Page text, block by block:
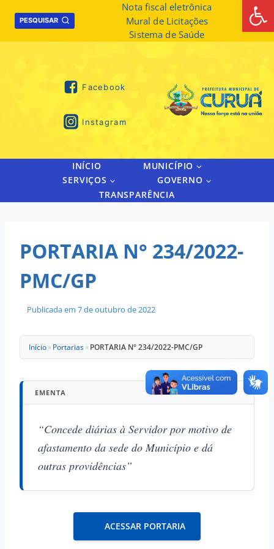
PESQUISAR
Nota fiscal eletrônica
Mural de Licitações
Sistema de Saúde
Facebook
Instagram
INÍCIO
MUNICÍPIO
SERVIÇOS
GOVERNO
TRANSPARÊNCIA
PORTARIA N° 234/2022-
PMC/GP
Publicada em 7 de outubro de 2022
Início» Portarias» PORTARIA N° 234/2022-PMC/GP
EMENTA
“Concede diárias à Servidor por motivo de
afastamento da sede do Município e dá
outras providências”
ACESSAR PORTARIA